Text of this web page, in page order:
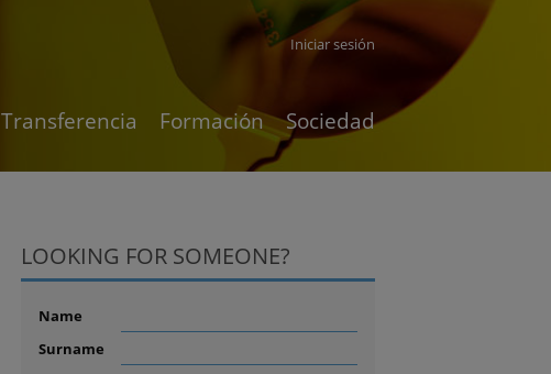
Iniciar sesión
Transferencia Formación Sociedad
LOOKING FOR SOMEONE?
Name
Surname